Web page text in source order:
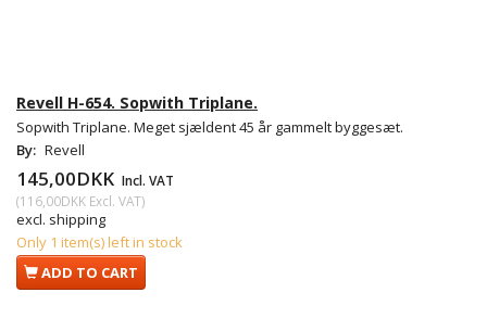
Revell H-654. Sopwith Triplane.
Sopwith Triplane. Meget sjældent 45 år gammelt byggesæt.
By: Revell
145,00DKK Incl. VAT
(116,00DKK Excl. VAT)
excl. shipping
Only 1 item(s) left in stock
ADD TO CART